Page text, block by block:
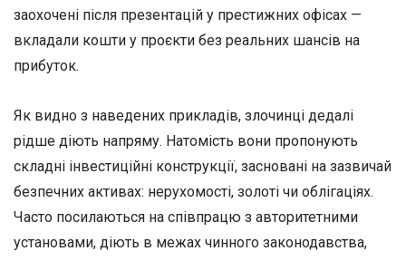
заохочені після презентацій у престижних офісах —
вкладали кошти у проєкти без реальних шансів на
прибуток.
Як видно з наведених прикладів, злочинці дедалі
рідше діють напряму. Натомість вони пропонують
складні інвестиційні конструкції, засновані на зазвичай
безпечних активах: нерухомості, золоті чи облігаціях.
Часто посилаються на співпрацю з авторитетними
установами, діють в межах чинного законодавства,